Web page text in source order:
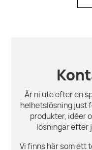
Är ni ute efter en
helhetslösning just
produkter, idéer
lösningar efter
Vi finns här som ett